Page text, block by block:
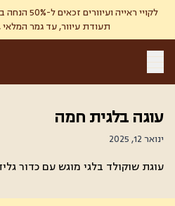
לקויי
תעודת עיוור, עד גמר
עוגה בלגית חמה
ינואר 12, 2025
עוגת שוקולד בלגי מוגש עם כדור